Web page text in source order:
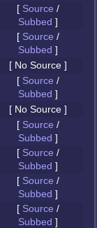
[ Source /
Subbed ]
[ Source /
Subbed ]
[ No Source ]
[ Source /
Subbed ]
[ No Source ]
[ Source /
Subbed ]
[ Source /
Subbed ]
[ Source /
Subbed ]
[ Source /
Subbed ]